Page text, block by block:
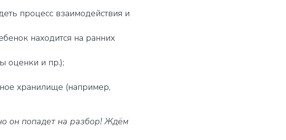
процесс взаимодействия и
находится на ранних
оценки и пр.);
хранилище (например,
он попадет на разбор! Ждём